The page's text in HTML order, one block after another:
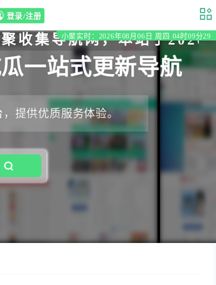
登录/注册
小聚实时：2026年08月06日 周四 04时09分31
航网，本站于2020年初立
一站式更新导航
提供优质服务体验。